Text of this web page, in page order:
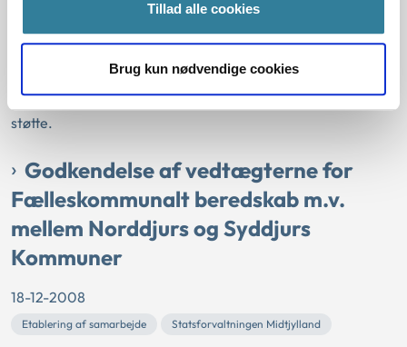
Tillad alle cookies
Brug kun nødvendige cookies
Ringkøbing-Skjern Kommunen havde givet tilsagn om et
årligt driftstilskud på 500.000 kr. til Videbæk Idræts- og
godkende støtten i henhold til lånebekendtgørelsen.
Statsforvaltningen Midtjylland godkendte kommunens
støtte.
Godkendelse af vedtægterne for
Fælleskommunalt beredskab m.v.
mellem Norddjurs og Syddjurs
Kommuner
18-12-2008
Etablering af samarbejde Statsforvaltningen Midtjylland